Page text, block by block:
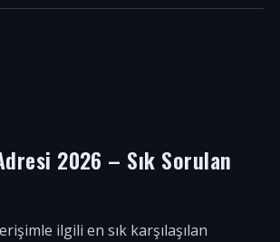
2026 – Sık Sorulan
ilgili en sık karşılaşılan